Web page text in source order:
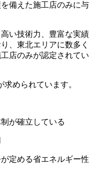
備えた施工店のみに与
い技術力、豊富な実績
、東北エリアに数多く
店のみが認定されてい
められています。
が確立している
定める省エネルギー性